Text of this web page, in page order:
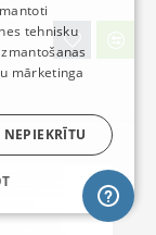
ENGLISH
tehnisku
mārketinga
NEPIEKRĪTU